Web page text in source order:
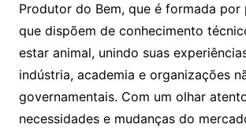
Produtor do Bem, que é formada por
que dispõem de conhecimento
estar animal, unindo suas
indústria, academia e organizações
governamentais. Com um olhar
necessidades e mudanças do